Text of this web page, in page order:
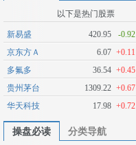
以下是热门股票
新易盛 420.95 -0.92
京东方Ａ
6.07 +0.11
多氟多
36.54 +0.45
贵州茅台
1309.22 +0.67
华天科技
17.98 +0.72
操盘必读 分类导航